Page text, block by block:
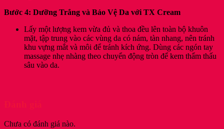
Bước 4: Dưỡng Trắng và Bảo Vệ Da với TX Cream
Lấy một lượng kem vừa đủ và thoa đều lên toàn bộ khuôn
mặt, tập trung vào các vùng da có nám, tàn nhang, nên tránh
khu vựng mắt và môi để tránh kích ứng. Dùng các ngón tay
massage nhẹ nhàng theo chuyển động tròn để kem thẩm thấu
sâu vào da.
Chưa có đánh giá nào.